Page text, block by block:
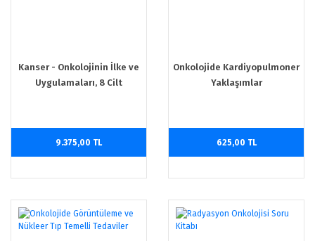
Kanser - Onkolojinin İlke ve
Uygulamaları, 8 Cilt
9.375,00 TL
Onkolojide Kardiyopulmoner
Yaklaşımlar
625,00 TL